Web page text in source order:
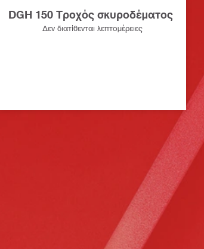
DGH 150 Τροχός σκυροδέματος
Δεν διατίθενται λεπτομέρειες